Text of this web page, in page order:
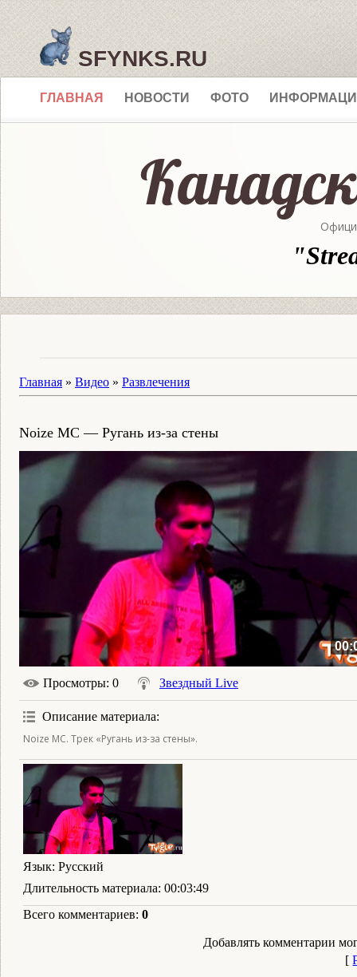
SFYNKS.RU
ГЛАВНАЯ НОВОСТИ ФОТО
Главная » Видео » Развлечения
Noize MC — Ругань из-за стены
Просмотры: 0 Звездный Live
Описание материала:
Noize MC. Трек «Ругань из-за стены».
Язык: Русский
Длительность материала: 00:03:49
Всего комментариев: 0
Добавлять комментарии
[